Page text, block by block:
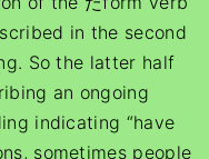
in the second
So the latter half
an ongoing
indicating “have
sometimes people